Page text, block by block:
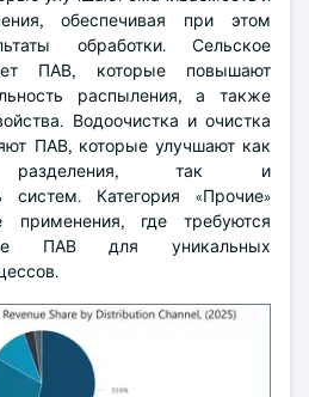
обеспечивая при этом
обработки. Сельское
ПАВ, которые повышают
распыления, а также
Водоочистка и очистка
ПАВ, которые улучшают как
разделения, так и
систем. Категория «Прочие»
применения, где требуются
ПАВ для уникальных